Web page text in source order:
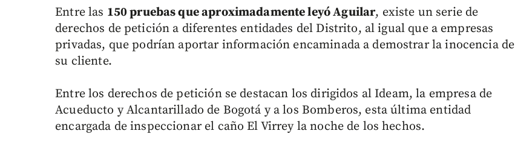
Entre las 150 pruebas que aproximadamente leyó Aguilar, existe un serie de
derechos de petición a diferentes entidades del Distrito, al igual que a empresas
privadas, que podrían aportar información encaminada a demostrar la inocencia de
su cliente.
Entre los derechos de petición se destacan los dirigidos al Ideam, la empresa de
Acueducto y Alcantarillado de Bogotá y a los Bomberos, esta última entidad
encargada de inspeccionar el caño El Virrey la noche de los hechos.